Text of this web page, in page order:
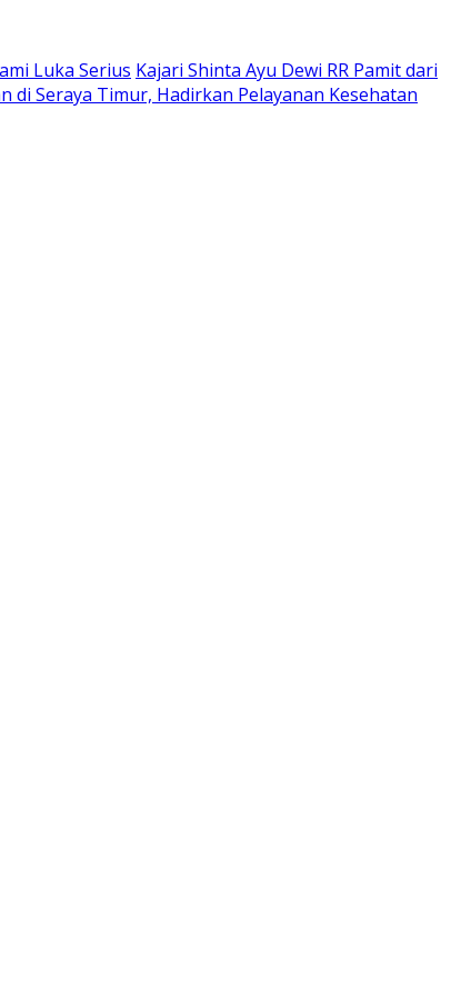
Luka Serius Kajari Shinta Ayu Dewi RR Pamit dari
di Seraya Timur, Hadirkan Pelayanan Kesehatan